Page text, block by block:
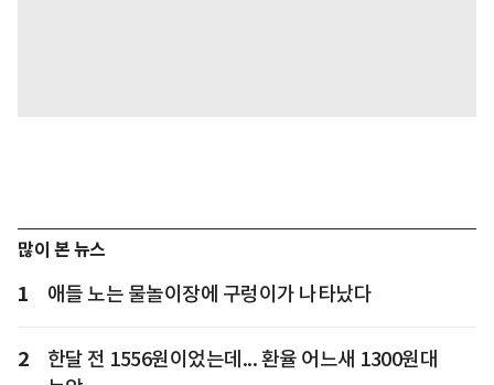
많이 본 뉴스
1 애들 노는 물놀이장에 구렁이가 나타났다
2
한달 전 1556원이었는데... 환율 어느새 1300원대